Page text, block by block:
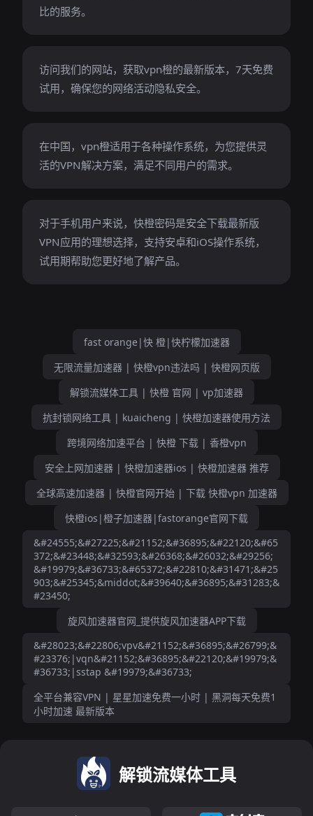
比的服务。
访问我们的网站，获取vpn橙的最新版本，7天免费
试用，确保您的网络活动隐私安全。
在中国，vpn橙适用于各种操作系统，为您提供灵
活的VPN解决方案，满足不同用户的需求。
对于手机用户来说，快橙密码是安全下载最新版
VPN应用的理想选择，支持安卓和iOS操作系统，
试用期帮助您更好地了解产品。
fast orange|快 橙|快柠檬加速器
无限流量加速器 | 快橙vpn违法吗 | 快橙网页版
解锁流媒体工具 | 快橙 官网 | vp加速器
抗封锁网络工具 | kuaicheng | 快橙加速器使用方法
跨境网络加速平台 | 快橙 下载 | 香橙vpn
安全上网加速器 | 快橙加速器ios | 快橙加速器 推荐
全球高速加速器 | 快橙官网开始 | 下载 快橙vpn 加速器
快橙ios|橙子加速器|fastorange官网下载
&#24555;&#27225;&#21152;&#36895;&#22120;&#65
372;&#23448;&#32593;&#26368;&#26032;&#29256;
&#19979;&#36733;&#65372;&#22810;&#31471;&#25
903;&#25345;&middot;&#39640;&#36895;&#31283;&
#23450;
旋风加速器官网_提供旋风加速器APP下载
&#28023;&#22806;vpv&#21152;&#36895;&#26799;&
#23376;|vqn&#21152;&#36895;&#22120;&#19979;&
#36733;|sstap &#19979;&#36733;
全平台兼容VPN | 星星加速免费一小时 | 黑洞每天免费1
小时加速 最新版本
解锁流媒体工具